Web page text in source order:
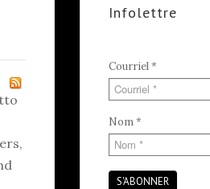
Infolettre
Courriel*
Nom*
S'ABONNER